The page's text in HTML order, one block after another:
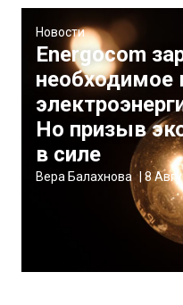
Новости
Energocom
необходимое
Но призыв
в силе
Вера Балахнова |8